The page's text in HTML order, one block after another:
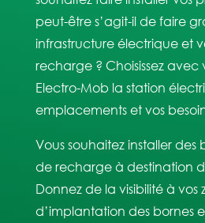
peut-être s’agit-il de faire
infrastructure électrique et
recharge ? Choisissez avec
Electro-Mob la station
emplacements et vos
Vous souhaitez installer des
de recharge à destination
Donnez de la visibilité à vos
d’implantation des bornes